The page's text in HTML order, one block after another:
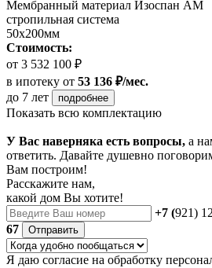
Мембранный материал Изоспан АМ
стропильная система
50х200мм
Стоимость:
от 3 532 100 ₽
в ипотеку от 53 136 ₽/мес.
до 7 лет
подробнее
Показать всю комплектацию
У Вас наверняка есть вопросы, а
ответить. Давайте душевно
Вам построим!
Расскажите нам,
какой дом Вы хотите!
+7 (921)
67
Отправить
Я даю согласие на обработку